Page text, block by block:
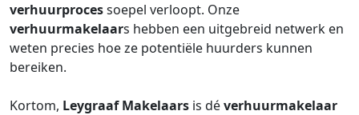
verhuurprocessoepel verloopt. Onze
verhuurmakelaars hebben een uitgebreid netwerk en
weten precies hoe ze potentiële huurders kunnen
bereiken.
Kortom, Leygraaf Makelaars is déverhuurmakelaar